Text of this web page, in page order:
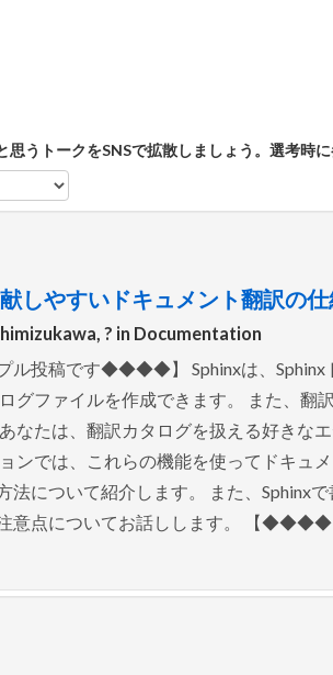
うトークをSNSで拡散しましょう。選考時に
しやすいドキュメント翻訳の
? in Documentation
投稿です◆◆◆◆】 Sphinxは、Sphinxド
グファイルを作成できます。 また、翻
なたは、翻訳カタログを扱える好きな
ンでは、これらの機能を使ってドキュ
について紹介します。 また、Sphinx
意点についてお話しします。 【◆◆◆◆